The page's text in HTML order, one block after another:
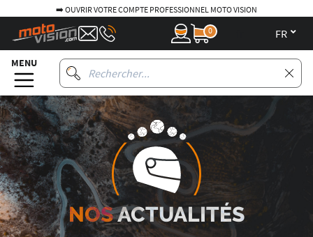
➡️ OUVRIR VOTRE COMPTE PROFESSIONNEL MOTO VISION
0
MENU
NOSACTUALITÉS